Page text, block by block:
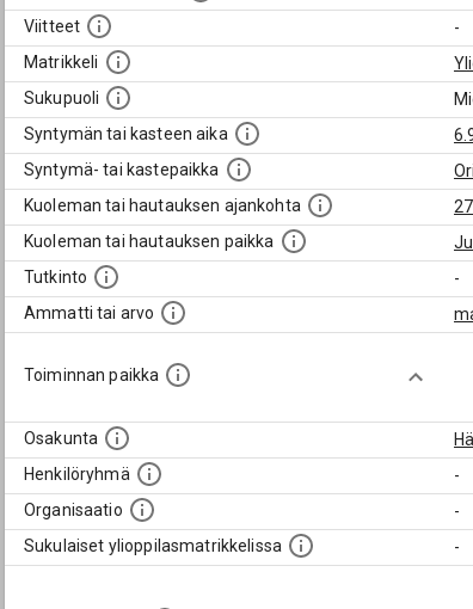
Viitteet
-
Matrikkeli
Sukupuoli
Syntymän tai kasteen aika
Syntymä- tai kastepaikka
Kuoleman tai hautauksen ajankohta
Kuoleman tai hautauksen paikka
Tutkinto
-
Ammatti tai arvo
Toiminnan paikka
Osakunta
Henkilöryhmä
-
Organisaatio
-
Sukulaiset ylioppilasmatrikkelissa
-